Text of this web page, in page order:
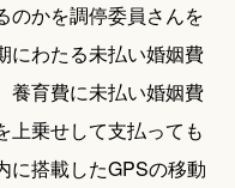
のかを調停委員さんを
にわたる未払い婚姻費
養育費に未払い婚姻費
上乗せして支払っても
に搭載したGPSの移動